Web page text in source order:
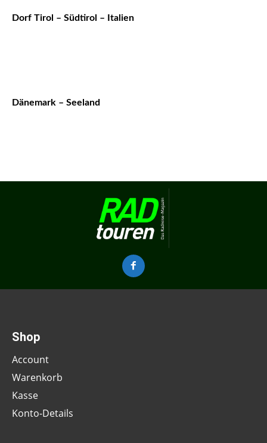
Dorf Tirol – Südtirol – Italien
Dänemark – Seeland
Shop
Account
Warenkorb
Kasse
Konto-Details